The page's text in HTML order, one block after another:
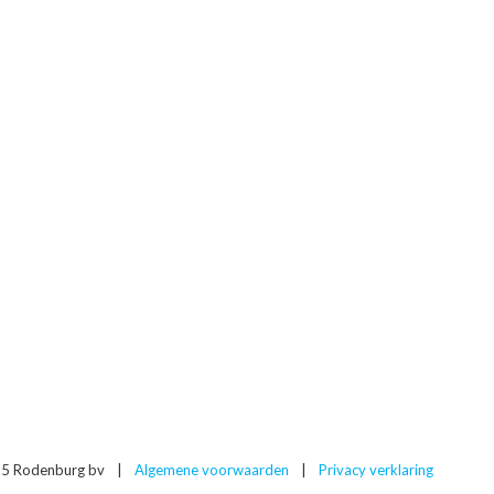
Rodenburg bv | Algemene voorwaarden | Privacy verklaring